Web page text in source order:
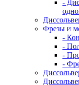
-
Фрезы и
-
-
-
-